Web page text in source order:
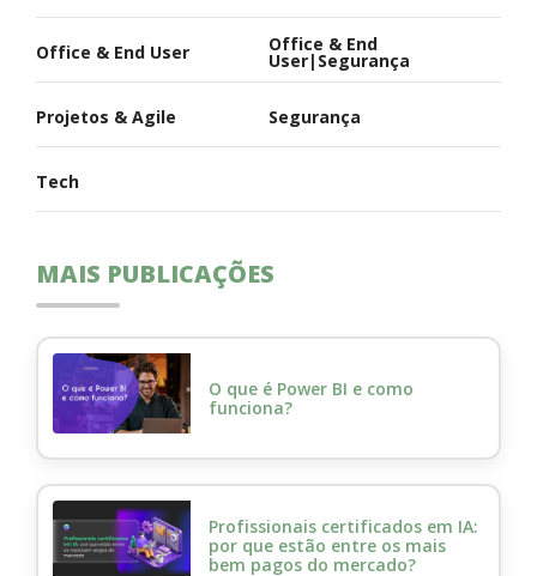
Office & End User Office & End
User|Segurança
Projetos & Agile Segurança
Tech
MAIS PUBLICAÇÕES
O que é Power BI e como
funciona?
Profissionais certificados em IA:
por que estão entre os mais
bem pagos do mercado?